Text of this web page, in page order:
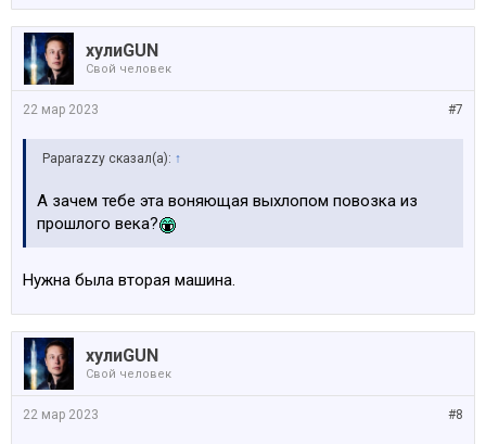
хулиGUN
Свой человек
#7
22 мар 2023
Paparazzy сказал(а): ↑
А зачем тебе эта воняющая выхлопом повозка из
прошлого века?
Нужна была вторая машина.
хулиGUN
Свой человек
#8
22 мар 2023